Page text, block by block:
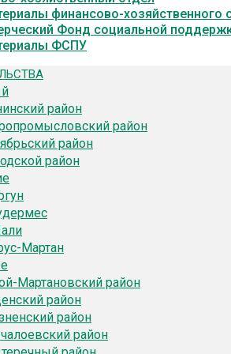
финансово-хозяйственного
Фонд социальной
ФСПУ
район
район
район
район
Мартан
Мартановский район
район
район
район